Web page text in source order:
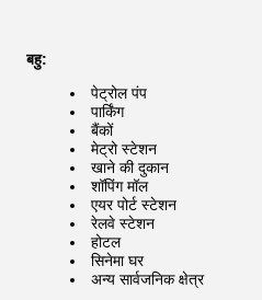
बहु:
पेट्रोल पंप
पार्किंग
बैंकों
मेट्रो स्टेशन
खाने की दुकान
शॉपिंग मॉल
एयर पोर्ट स्टेशन
रेलवे स्टेशन
होटल
सिनेमा घर
अन्य सार्वजनिक क्षेत्र